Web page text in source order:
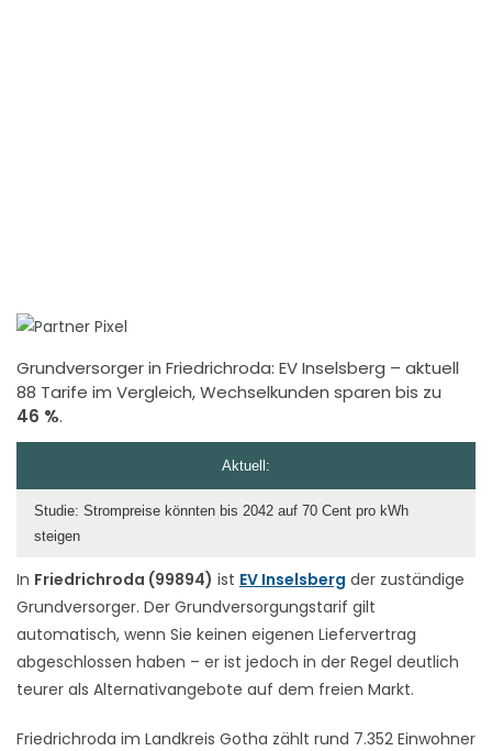
Grundversorger in Friedrichroda: EV Inselsberg – aktuell
88 Tarife im Vergleich, Wechselkunden sparen bis zu
46 %.
In Friedrichroda (99894) ist EV Inselsberg der zuständige
Grundversorger. Der Grundversorgungstarif gilt
automatisch, wenn Sie keinen eigenen Liefervertrag
abgeschlossen haben – er ist jedoch in der Regel deutlich
teurer als Alternativangebote auf dem freien Markt.
Friedrichroda im Landkreis Gotha zählt rund 7.352 Einwohner
Aktuell:
Studie: Strompreise könnten bis 2042 auf 70 Cent pro kWh
steigen